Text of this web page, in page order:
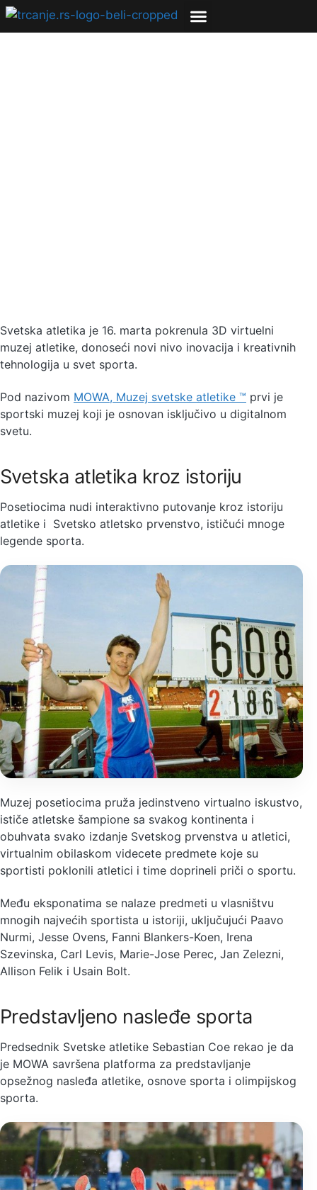
Svetska atletika je 16. marta pokrenula 3D virtuelni
muzej atletike, donoseći novi nivo inovacija i kreativnih
tehnologija u svet sporta.
Pod nazivom MOWA, Muzej svetske atletike ™ prvi je
sportski muzej koji je osnovan isključivo u digitalnom
svetu.
Svetska atletika kroz istoriju
Posetiocima nudi interaktivno putovanje kroz istoriju
atletike i Svetsko atletsko prvenstvo, ističući mnoge
legende sporta.
Muzej posetiocima pruža jedinstveno virtualno iskustvo,
ističe atletske šampione sa svakog kontinenta i
obuhvata svako izdanje Svetskog prvenstva u atletici,
virtualnim obilaskom videcete predmete koje su
sportisti poklonili atletici i time doprineli priči o sportu.
Među eksponatima se nalaze predmeti u vlasništvu
mnogih najvećih sportista u istoriji, uključujući Paavo
Nurmi, Jesse Ovens, Fanni Blankers-Koen, Irena
Szevinska, Carl Levis, Marie-Jose Perec, Jan Zelezni,
Allison Felik i Usain Bolt.
Predstavljeno nasleđe sporta
Predsednik Svetske atletike Sebastian Coe rekao je da
je MOWA savršena platforma za predstavljanje
opsežnog nasleđa atletike, osnove sporta i olimpijskog
sporta.